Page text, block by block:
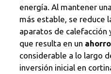
energía. Al mantener
más estable, se reduce
aparatos de calefacción
que resulta en un
considerable a lo largo
inversión inicial en